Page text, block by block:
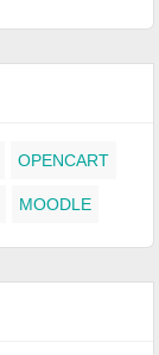
OPENCART
MOODLE